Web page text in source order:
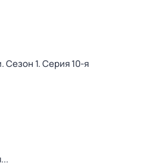
. Сезон 1. Серия 10-я